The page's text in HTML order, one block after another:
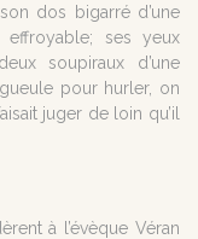
dos bigarré d’une
ses yeux
soupiraux d’une
pour hurler, on
juger de loin qu’il
à l’évèque Véran